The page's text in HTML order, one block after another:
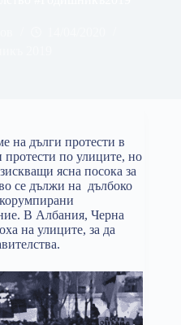
нa дълги протести в
по улиците, но
ясна посока за
се дължи на дълбоко
В Албания, Черна
на улиците, за да